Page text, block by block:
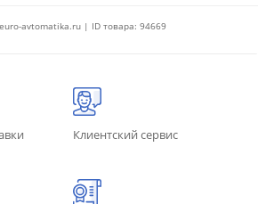
avtomatika.ru | ID товара: 94669
Клиентский сервис